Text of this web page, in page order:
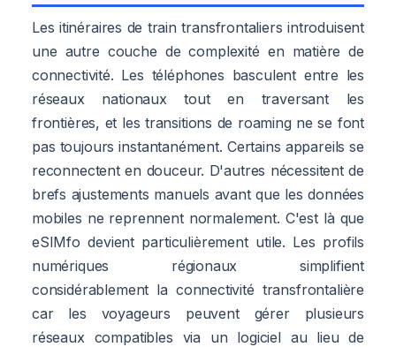
Les itinéraires de train transfrontaliers introduisent
une autre couche de complexité en matière de
connectivité. Les téléphones basculent entre les
réseaux nationaux tout en traversant les
frontières, et les transitions de roaming ne se font
pas toujours instantanément. Certains appareils se
reconnectent en douceur. D'autres nécessitent de
brefs ajustements manuels avant que les données
mobiles ne reprennent normalement. C'est là que
eSIMfo devient particulièrement utile. Les profils
numériques régionaux simplifient
considérablement la connectivité transfrontalière
car les voyageurs peuvent gérer plusieurs
réseaux compatibles via un logiciel au lieu de